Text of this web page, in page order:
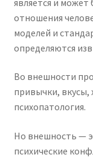
отношения
моделей и
определяются
Во внешности
привычки, вкусы,
психопатология.
Но внешность —
психические